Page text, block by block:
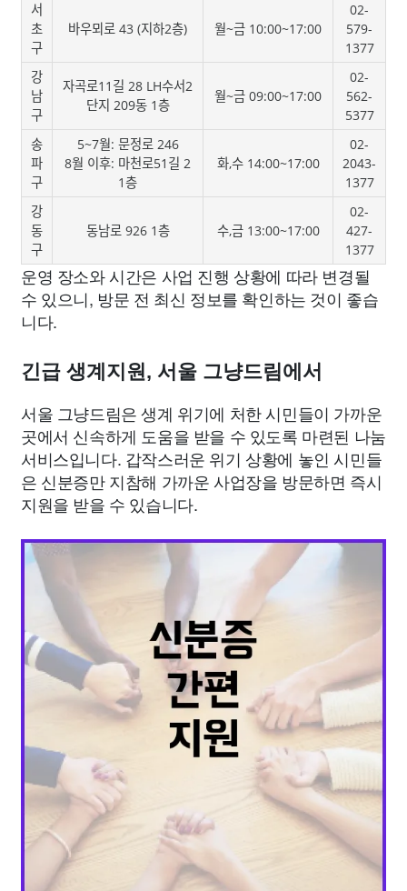
서
초
구
바우뫼로 43 (지하2층) 월~금 10:00~17:00
02-
579-
1377
강
남
구
자곡로11길 28 LH수서2
단지 209동 1층
월~금 09:00~17:00
02-
562-
5377
송
파
구
5~7월: 문정로 246
8월 이후: 마천로51길 2
1층
화,수 14:00~17:00
02-
2043-
1377
강
동
구
동남로 926 1층 수,금 13:00~17:00
02-
427-
1377
운영 장소와 시간은 사업 진행 상황에 따라 변경될
수 있으니, 방문 전 최신 정보를 확인하는 것이 좋습
니다.
긴급 생계지원, 서울 그냥드림에서
서울 그냥드림은 생계 위기에 처한 시민들이 가까운
곳에서 신속하게 도움을 받을 수 있도록 마련된 나눔
서비스입니다. 갑작스러운 위기 상황에 놓인 시민들
은 신분증만 지참해 가까운 사업장을 방문하면 즉시
지원을 받을 수 있습니다.